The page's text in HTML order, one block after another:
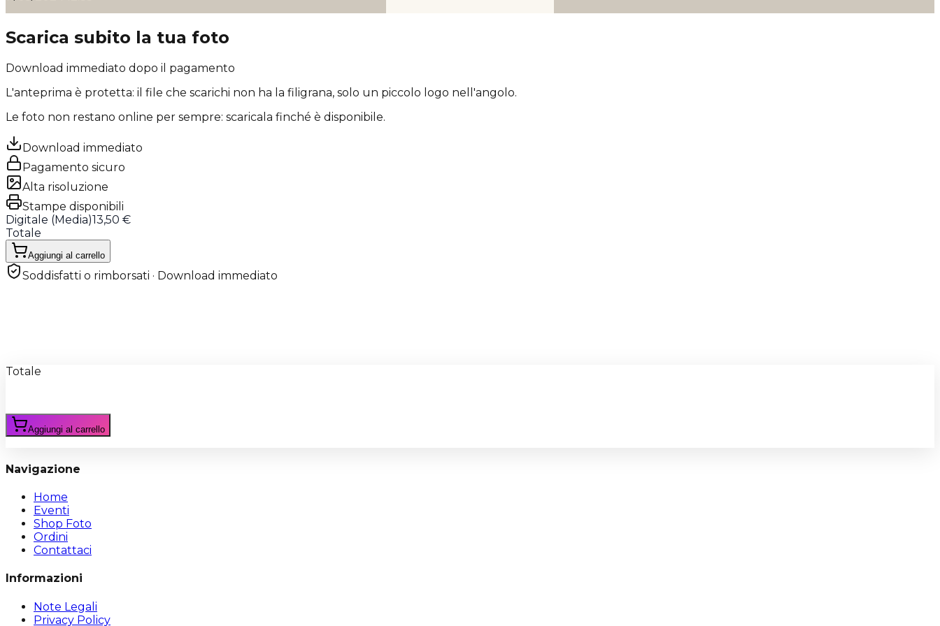
Scarica subito la tua foto
Download immediato dopo il pagamento
L'anteprima è protetta: il file che scarichi non ha la filigrana, solo un piccolo logo nell'angolo.
Le foto non restano online per sempre: scaricala finché è disponibile.
Download immediato
Pagamento sicuro
Alta risoluzione
Stampe disponibili
Digitale (Media)13,50 €
Totale
Aggiungi al carrello
Soddisfatti o rimborsati · Download immediato
Totale
Aggiungi al carrello
Navigazione
Home
Eventi
Shop Foto
Ordini
Contattaci
Informazioni
Note Legali
Privacy Policy